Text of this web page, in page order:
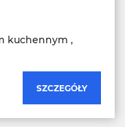
kuchennym ,
SZCZEGÓŁY